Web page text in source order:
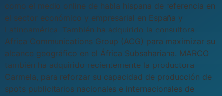
como el medio online de habla hispana de referencia en
el sector económico y empresarial en España y
Latinoamérica. También ha adquirido la consultora
Africa Communications Group (ACG) para maximizar su
alcance geográfico en el África Subsahariana. MARCO
también ha adquirido recientemente la productora
Carmela, para reforzar su capacidad de producción de
spots publicitarios nacionales e internacionales de